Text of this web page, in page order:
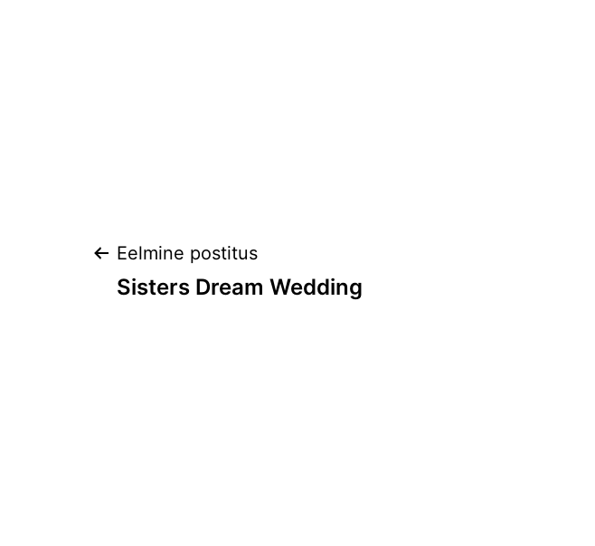
Navigeerimine
Eelmine postitus
Sisters Dream Wedding